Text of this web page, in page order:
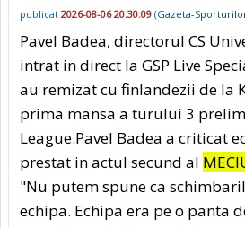
publicat 2026-08-06 20:30:09 (Gazeta-
Pavel Badea, directorul CS
intrat in direct la GSP Live
au remizat cu finlandezii de la
prima mansa a turului 3
League.Pavel Badea a criticat
prestat in actul secund al
"Nu putem spune ca
echipa. Echipa era pe o panta